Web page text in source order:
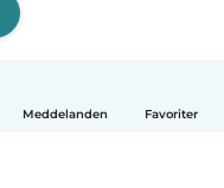
Meddelanden Favoriter